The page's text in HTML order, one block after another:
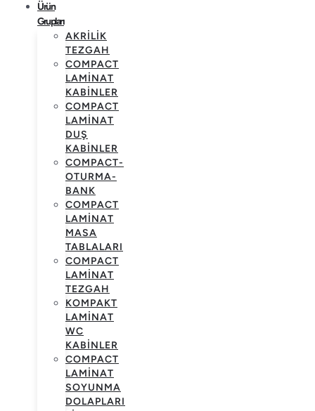
Ürün
Grupları
AKRILIK
TEZGAH
COMPACT
LAMINAT
KABINLER
COMPACT
LAMINAT
DUŞ
KABINLER
COMPACT-
OTURMA-
BANK
COMPACT
LAMINAT
MASA
TABLALARI
COMPACT
LAMINAT
TEZGAH
KOMPAKT
LAMINAT
WC
KABINLER
COMPACT
LAMINAT
SOYUNMA
DOLAPLARI